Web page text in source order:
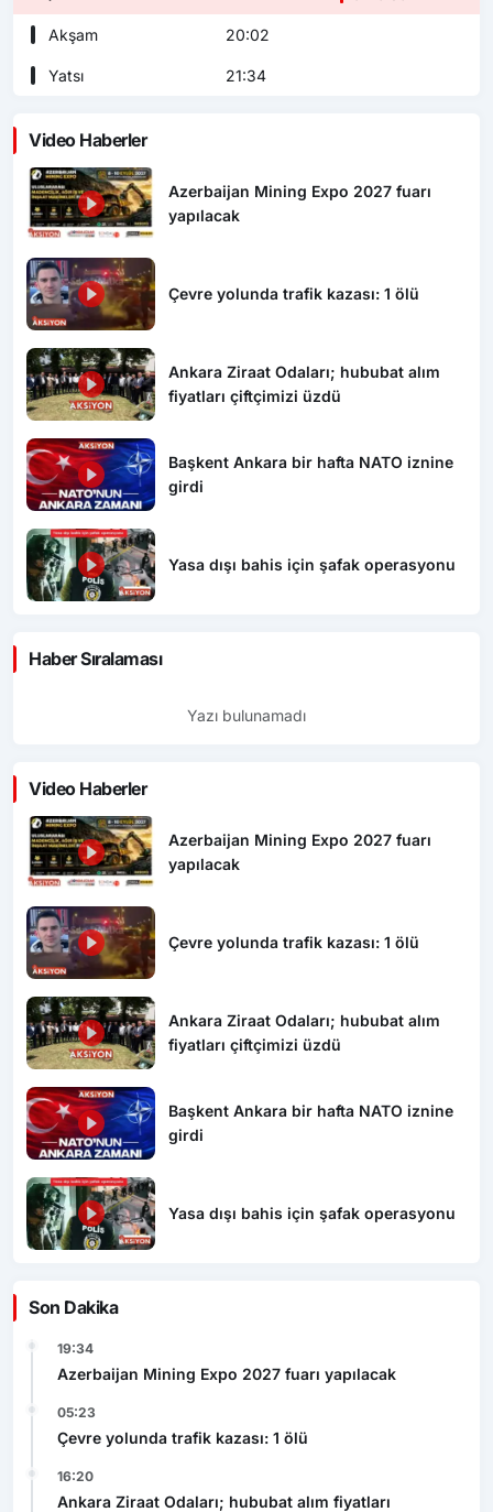
Akşam 20:02
Yatsı 21:34
Video Haberler
Azerbaijan Mining Expo 2027 fuarı
yapılacak
Çevre yolunda trafik kazası: 1 ölü
Ankara Ziraat Odaları; hububat alım
fiyatları çiftçimizi üzdü
Başkent Ankara bir hafta NATO iznine
girdi
Yasa dışı bahis için şafak operasyonu
Haber Sıralaması
Yazı bulunamadı
Video Haberler
Azerbaijan Mining Expo 2027 fuarı
yapılacak
Çevre yolunda trafik kazası: 1 ölü
Ankara Ziraat Odaları; hububat alım
fiyatları çiftçimizi üzdü
Başkent Ankara bir hafta NATO iznine
girdi
Yasa dışı bahis için şafak operasyonu
Son Dakika
19:34
Azerbaijan Mining Expo 2027 fuarı yapılacak
05:23
Çevre yolunda trafik kazası: 1 ölü
16:20
Ankara Ziraat Odaları; hububat alım fiyatları